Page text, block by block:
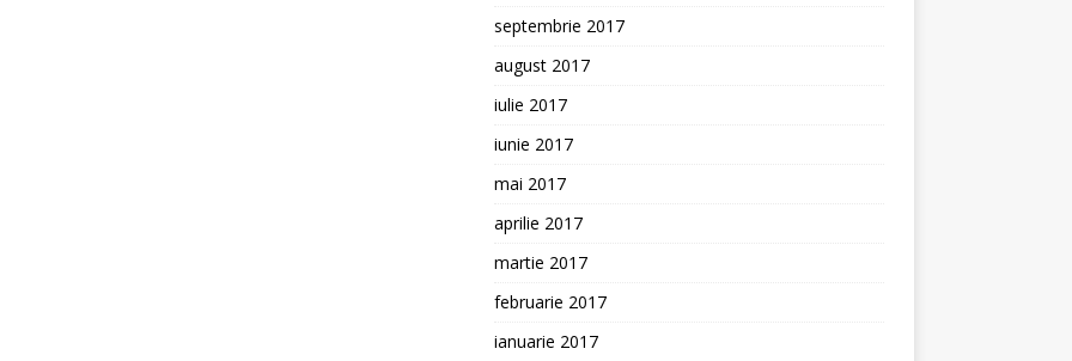
septembrie 2017
august 2017
iulie 2017
iunie 2017
mai 2017
aprilie 2017
martie 2017
februarie 2017
ianuarie 2017